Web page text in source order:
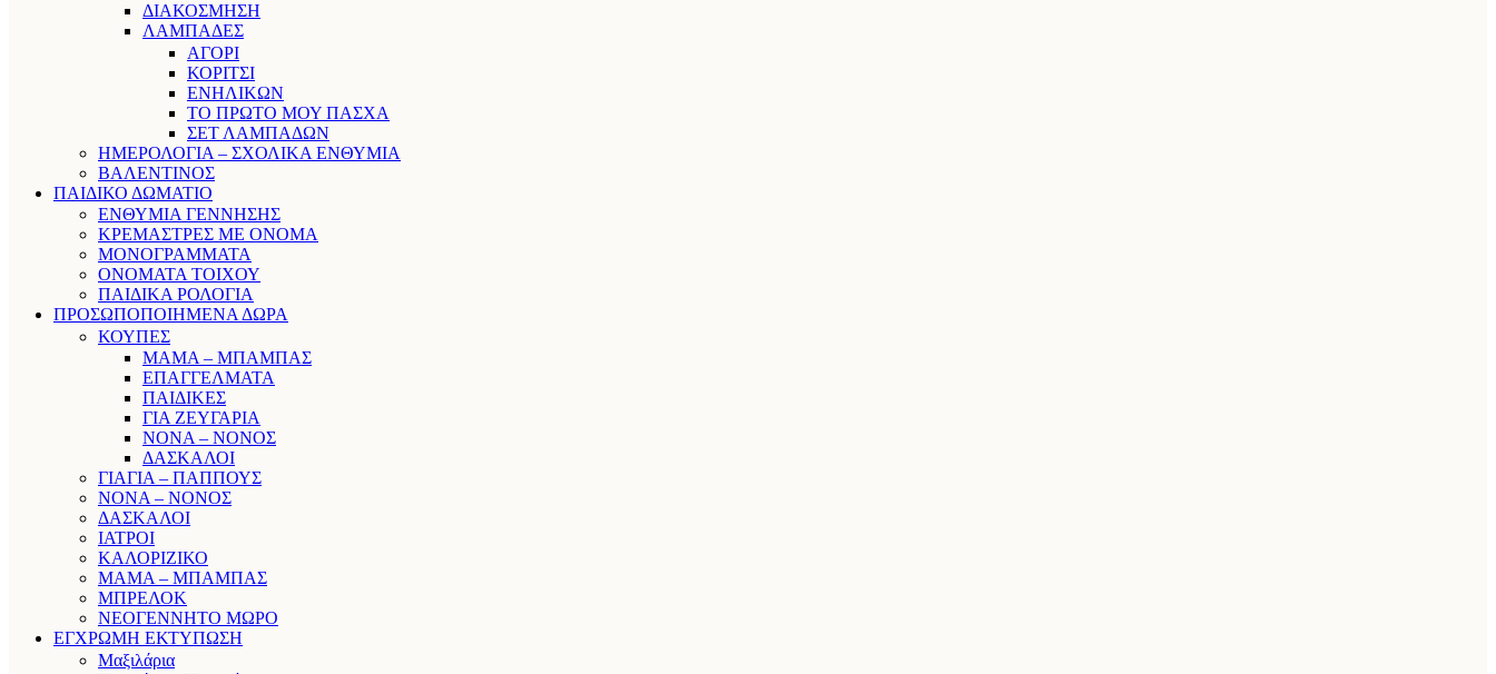
ΔΙΑΚΟΣΜΗΣΗ
ΛΑΜΠΑΔΕΣ
ΑΓΟΡΙ
ΚΟΡΙΤΣΙ
ΕΝΗΛΙΚΩΝ
ΤΟ ΠΡΩΤΟ ΜΟΥ ΠΑΣΧΑ
ΣΕΤ ΛΑΜΠΑΔΩΝ
ΗΜΕΡΟΛΟΓΙΑ – ΣΧΟΛΙΚΑ ΕΝΘΥΜΙΑ
ΒΑΛΕΝΤΙΝΟΣ
ΠΑΙΔΙΚΟ ΔΩΜΑΤΙΟ
ΕΝΘΥΜΙΑ ΓΕΝΝΗΣΗΣ
ΚΡΕΜΑΣΤΡΕΣ ΜΕ ΟΝΟΜΑ
ΜΟΝΟΓΡΑΜΜΑΤΑ
ΟΝΟΜΑΤΑ ΤΟΙΧΟΥ
ΠΑΙΔΙΚΑ ΡΟΛΟΓΙΑ
ΠΡΟΣΩΠΟΠΟΙΗΜΕΝΑ ΔΩΡΑ
ΚΟΥΠΕΣ
ΜΑΜΑ – ΜΠΑΜΠΑΣ
ΕΠΑΓΓΕΛΜΑΤΑ
ΠΑΙΔΙΚΕΣ
ΓΙΑ ΖΕΥΓΑΡΙΑ
ΝΟΝΑ – ΝΟΝΟΣ
ΔΑΣΚΑΛΟΙ
ΓΙΑΓΙΑ – ΠΑΠΠΟΥΣ
ΝΟΝΑ – ΝΟΝΟΣ
ΔΑΣΚΑΛΟΙ
ΙΑΤΡΟΙ
ΚΑΛΟΡΙΖΙΚΟ
ΜΑΜΑ – ΜΠΑΜΠΑΣ
ΜΠΡΕΛΟΚ
ΝΕΟΓΕΝΝΗΤΟ ΜΩΡΟ
ΕΓΧΡΩΜΗ ΕΚΤΥΠΩΣΗ
Μαξιλάρια